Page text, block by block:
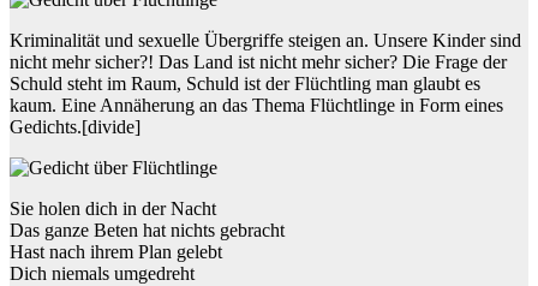
Kriminalität und sexuelle Übergriffe steigen an. Unsere Kinder sind
nicht mehr sicher?! Das Land ist nicht mehr sicher? Die Frage der
Schuld steht im Raum, Schuld ist der Flüchtling man glaubt es
kaum. Eine Annäherung an das Thema Flüchtlinge in Form eines
Gedichts.[divide]
Sie holen dich in der Nacht
Das ganze Beten hat nichts gebracht
Hast nach ihrem Plan gelebt
Dich niemals umgedreht